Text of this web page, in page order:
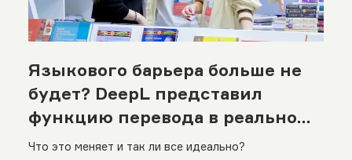
Языкового барьера больше не
будет? DeepL представил
функцию перевода в реальном
времени
Что это меняет и так ли все идеально?